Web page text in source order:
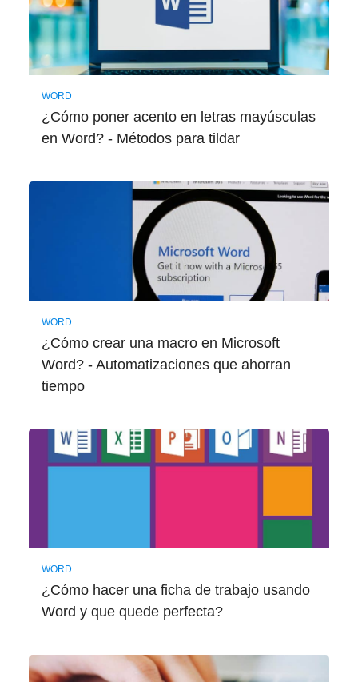
WORD
¿Cómo poner acento en letras mayúsculas
en Word? - Métodos para tildar
WORD
¿Cómo crear una macro en Microsoft
Word? - Automatizaciones que ahorran
tiempo
WORD
¿Cómo hacer una ficha de trabajo usando
Word y que quede perfecta?